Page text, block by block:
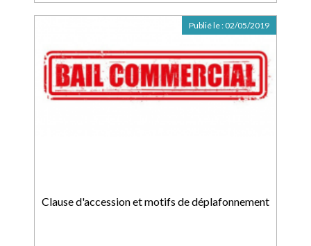
Clause d'accession et motifs de déplafonnement
Publié le : 02/05/2019